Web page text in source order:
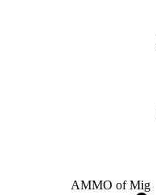
AMMO of Mig